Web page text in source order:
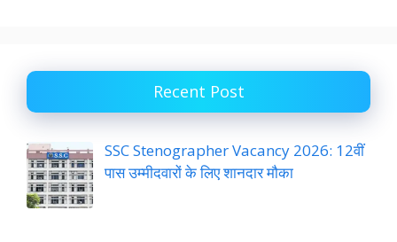
Recent Post
SSC Stenographer Vacancy 2026: 12वीं
पास उम्मीदवारों के लिए शानदार मौका